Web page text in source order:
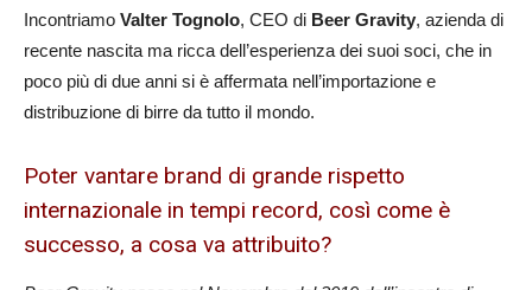
Incontriamo Valter Tognolo, CEO di Beer Gravity, azienda di
recente nascita ma ricca dell’esperienza dei suoi soci, che in
poco più di due anni si è affermata nell’importazione e
distribuzione di birre da tutto il mondo.
Poter vantare brand di grande rispetto
internazionale in tempi record, così come è
successo, a cosa va attribuito?